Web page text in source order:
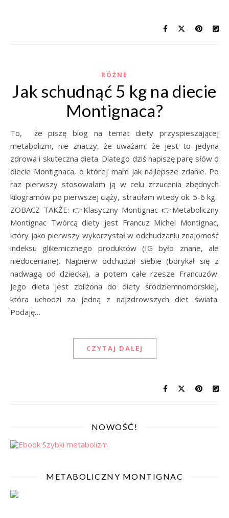
RÓŻNE
Jak schudnąć 5 kg na diecie
Montignaca?
To, że piszę blog na temat diety przyspieszającej
metabolizm, nie znaczy, że uważam, że jest to jedyna
zdrowa i skuteczna dieta. Dlatego dziś napiszę parę słów o
diecie Montignaca, o której mam jak najlepsze zdanie. Po
raz pierwszy stosowałam ją w celu zrzucenia zbędnych
kilogramów po pierwszej ciąży, straciłam wtedy ok. 5-6 kg.
ZOBACZ TAKŻE: 👉Klasyczny Montignac 👉Metaboliczny
Montignac Twórcą diety jest Francuz Michel Montignac,
który jako pierwszy wykorzystał w odchudzaniu znajomość
indeksu glikemicznego produktów (IG było znane, ale
niedoceniane). Najpierw odchudził siebie (borykał się z
nadwagą od dziecka), a potem całe rzesze Francuzów.
Jego dieta jest zbliżona do diety śródziemnomorskiej,
która uchodzi za jedną z najzdrowszych diet świata.
Podaję…
CZYTAJ DALEJ
NOWOŚĆ!
METABOLICZNY MONTIGNAC